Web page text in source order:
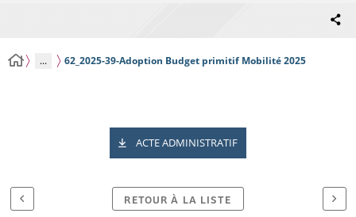
... 62_2025-39-Adoption Budget primitif Mobilité 2025
ACTE ADMINISTRATIF
RETOUR À LA LISTE